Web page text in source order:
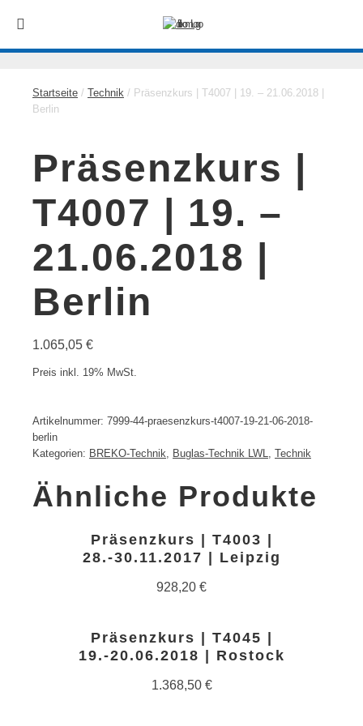
Startseite / Technik / Präsenzkurs | T4007 | 19. – 21.06.2018 |
Berlin
Präsenzkurs |
T4007 | 19. –
21.06.2018 |
Berlin
1.065,05 €
Preis inkl. 19% MwSt.
Artikelnummer: 7999-44-praesenzkurs-t4007-19-21-06-2018-
berlin
Kategorien: BREKO-Technik, Buglas-Technik LWL, Technik
Ähnliche Produkte
Präsenzkurs | T4003 |
28.-30.11.2017 | Leipzig
928,20 €
Präsenzkurs | T4045 |
19.-20.06.2018 | Rostock
1.368,50 €